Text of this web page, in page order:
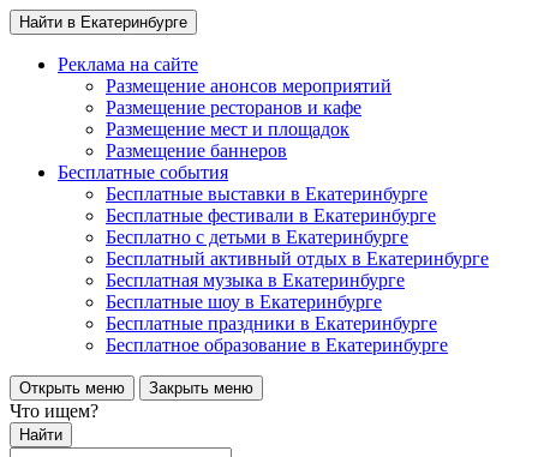
Найти в Екатеринбурге
Реклама на сайте
Размещение анонсов мероприятий
Размещение ресторанов и кафе
Размещение мест и площадок
Размещение баннеров
Бесплатные события
Бесплатные выставки в Екатеринбурге
Бесплатные фестивали в Екатеринбурге
Бесплатно с детьми в Екатеринбурге
Бесплатный активный отдых в Екатеринбурге
Бесплатная музыка в Екатеринбурге
Бесплатные шоу в Екатеринбурге
Бесплатные праздники в Екатеринбурге
Бесплатное образование в Екатеринбурге
Открыть меню Закрыть меню
Что ищем?
Найти